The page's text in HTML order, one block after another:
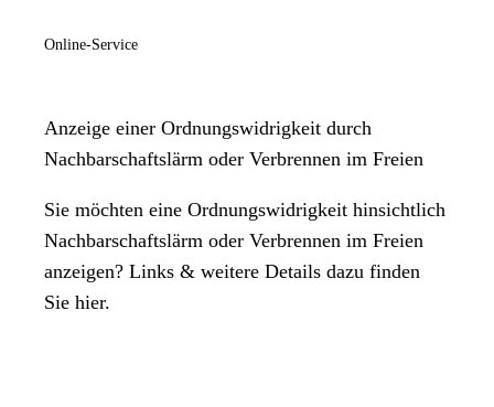
Online-Service
Anzeige einer Ordnungswidrigkeit durch
Nachbarschaftslärm oder Verbrennen im Freien
Sie möchten eine Ordnungswidrigkeit hinsichtlich
Nachbarschaftslärm oder Verbrennen im Freien
anzeigen? Links & weitere Details dazu finden
Sie hier.